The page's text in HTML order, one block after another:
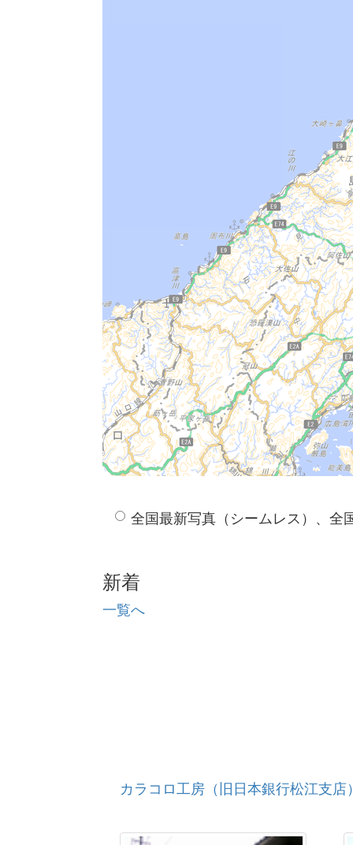
全国最新写真（シームレス）、全
新着
一覧へ
カラコロ工房（旧日本銀行松江支店